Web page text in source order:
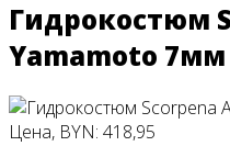
Гидрокостюм
Yamamoto 7мм
Цена, BYN: 418,95